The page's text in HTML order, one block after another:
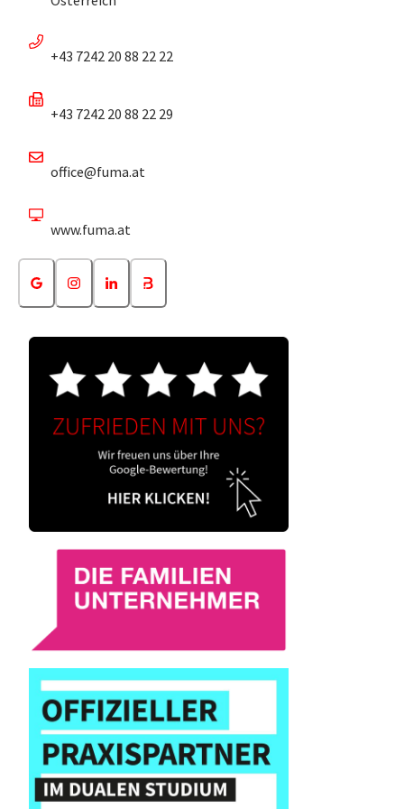
+43 7242 20 88 22 22
+43 7242 20 88 22 29
office@fuma.at
www.fuma.at